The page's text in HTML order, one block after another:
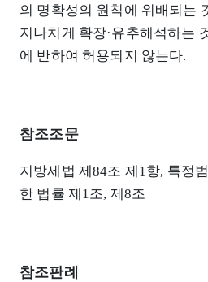
의 명확성의 원칙에 위배되는
지나치게 확장·유추해석하는
에 반하여 허용되지 않는다.
참조조문
지방세법 제84조 제1항, 특정
한 법률 제1조, 제8조
참조판례